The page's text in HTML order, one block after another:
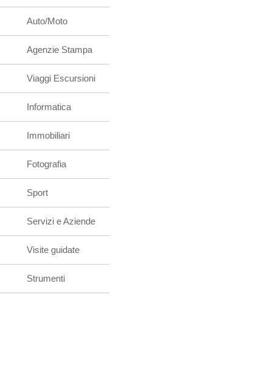
Auto/Moto
Agenzie Stampa
Viaggi Escursioni
Informatica
Immobiliari
Fotografia
Sport
Servizi e Aziende
Visite guidate
Strumenti